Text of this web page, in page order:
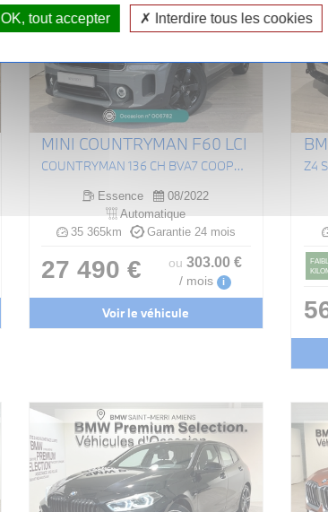
MINI COUNTRYMAN F60 LCI
COUNTRYMAN 136 CH BVA7 COOPER EDITION PREMIUM PLUS
Essence
08/2022
Automatique
35 365km
Garantie 24 mois
27 490 € ou 303.00 €
/ mois i
Voir le véhicule
Z4
OK, tout accepter Interdire tous les cookies